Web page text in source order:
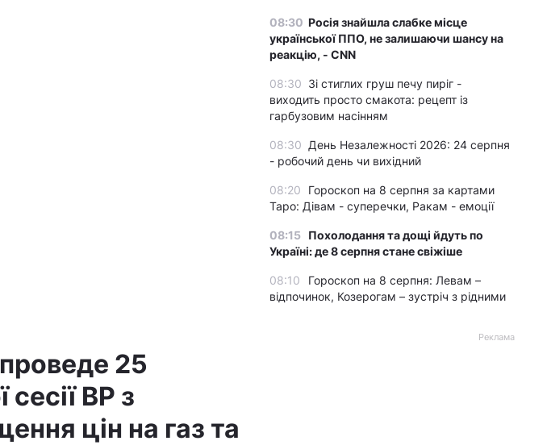
25
ВР з
цін на газ та
08:30 Росія знайшла слабке місце
української ППО, не залишаючи шансу на
реакцію, - CNN
08:30 Зі стиглих груш печу пиріг -
виходить просто смакота: рецепт із
гарбузовим насінням
08:30 День Незалежності 2026: 24 серпня
- робочий день чи вихідний
08:20
Гороскоп на 8 серпня за картами
Таро: Дівам - суперечки, Ракам - емоції
08:15 Похолодання та дощі йдуть по
Україні: де 8 серпня стане свіжіше
08:10
Гороскоп на 8 серпня: Левам –
відпочинок, Козерогам – зустріч з рідними
Реклама